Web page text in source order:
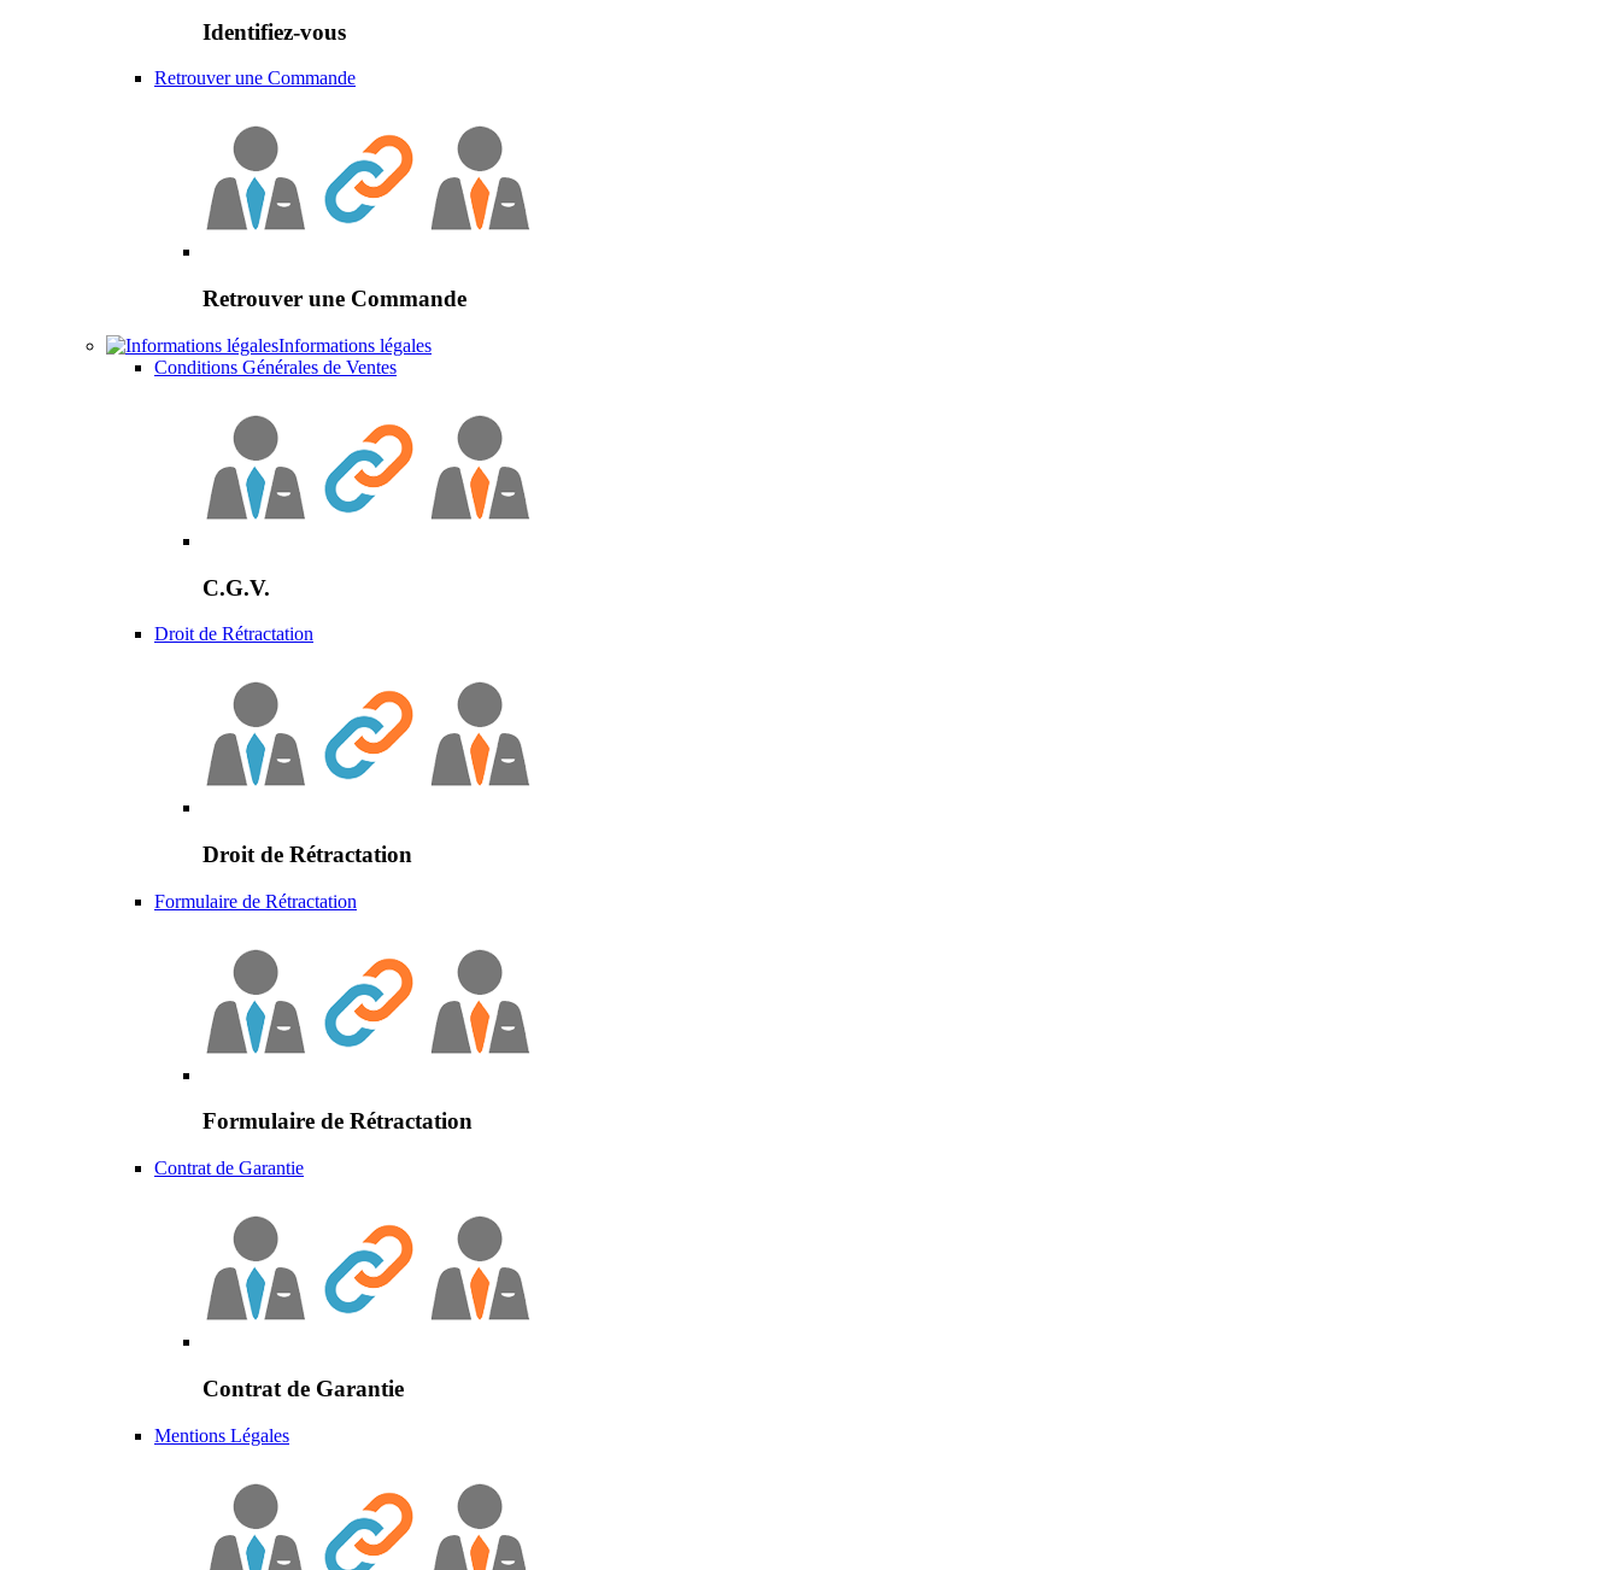
Identifiez-vous
Retrouver une Commande
Retrouver une Commande
Informations légales
Conditions Générales de Ventes
C.G.V.
Droit de Rétractation
Droit de Rétractation
Formulaire de Rétractation
Formulaire de Rétractation
Contrat de Garantie
Contrat de Garantie
Mentions Légales